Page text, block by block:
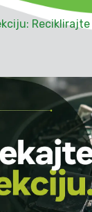
Reciklirajte